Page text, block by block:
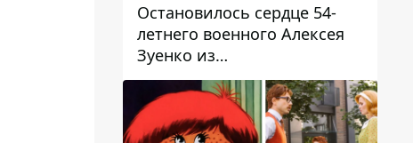
Остановилось сердце 54-
летнего военного Алексея
Зуенко из
Днепропетровской области